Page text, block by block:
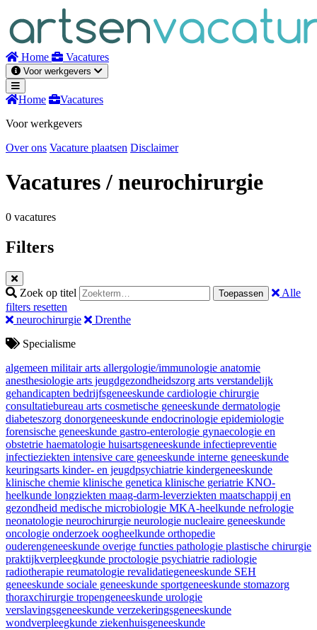
inhoud
Home Vacatures
Voor werkgevers
Home
Vacatures
Voor werkgevers
Over ons Vacature plaatsen Disclaimer
Vacatures/ neurochirurgie
0 vacatures
Filters
Zoek op titel Toepassen
Alle
filters resetten
neurochirurgie
Drenthe
Specialisme
algemeen militair arts allergologie/immunologie anatomie
anesthesiologie arts jeugdgezondheidszorg arts verstandelijk
gehandicapten bedrijfsgeneeskunde cardiologie chirurgie
consultatiebureau arts cosmetische geneeskunde dermatologie
diabeteszorg donorgeneeskunde endocrinologie epidemiologie
forensische geneeskunde gastro-enterologie gynaecologie en
obstetrie haematologie huisartsgeneeskunde infectiepreventie
infectieziekten intensive care geneeskunde interne geneeskunde
keuringsarts kinder- en jeugdpsychiatrie kindergeneeskunde
klinische chemie klinische genetica klinische geriatrie KNO-
heelkunde longziekten maag-darm-leverziekten maatschappij en
gezondheid medische microbiologie MKA-heelkunde nefrologie
neonatologie neurochirurgie neurologie nucleaire geneeskunde
oncologie onderzoek oogheelkunde orthopedie
ouderengeneeskunde overige functies pathologie plastische chirurgie
praktijkverpleegkunde proctologie psychiatrie radiologie
radiotherapie reumatologie revalidatiegeneeskunde SEH
geneeskunde sociale geneeskunde sportgeneeskunde stomazorg
thoraxchirurgie tropengeneeskunde urologie
verslavingsgeneeskunde verzekeringsgeneeskunde
wondverpleegkunde ziekenhuisgeneeskunde